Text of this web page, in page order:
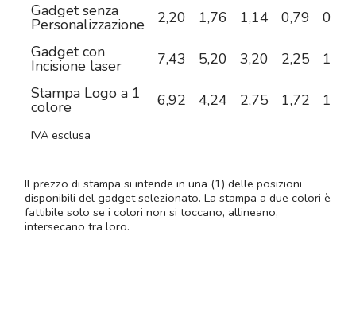
Gadget senza
Personalizzazione 2,20 1,76 1,14 0,79
0,75
Gadget con
Incisione laser 7,43 5,20 3,20 2,25
1,57
Stampa Logo a 1
colore 6,92 4,24 2,75 1,72 1,32
IVA esclusa
Il prezzo di stampa si intende in una (1) delle posizioni
disponibili del gadget selezionato. La stampa a due colori è
fattibile solo se i colori non si toccano, allineano,
intersecano tra loro.